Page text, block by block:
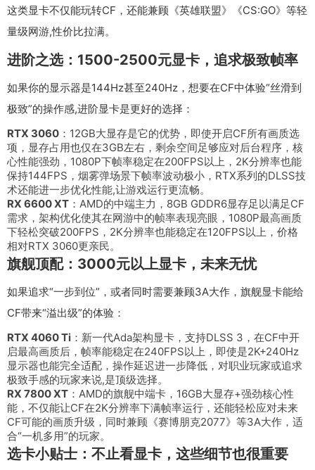
这类显卡不仅能玩转CF，还能兼顾《英雄联盟》《CS:GO》等轻
量级网游,性价比拉满。
进阶之选：1500-2500元显卡，追求极致帧率
如果你的显示器是144Hz甚至240Hz，想要在CF中体验“丝滑到
极致”的操作感,进阶显卡是更好的选择：
RTX 3060 ：12GB大显存是它的优势，即使开启CF所有画质选
项，显存占用也仅在3GB左右，剩余空间足够应对后台程序，核
心性能强劲，1080P下帧率稳定在200FPS以上，2K分辨率也能
保持144FPS，烟雾弹场景下帧率波动极小，RTX系列的DLSS技
术还能进一步优化性能,让游戏运行更流畅。
RX 6600 XT ：AMD的中端主力，8GB GDDR6显存足以满足CF
需求，架构优化使其在网游中的帧率表现亮眼，1080P最高画质
下轻松突破200FPS，2K分辨率也能稳定在120FPS以上，价格
相对RTX 3060更亲民。
旗舰顶配：3000元以上显卡，未来无忧
如果追求“一步到位”，或者同时需要兼顾3A大作，旗舰显卡能给
CF带来“溢出级”的体验：
RTX 4060 Ti ：新一代Ada架构显卡，支持DLSS 3，在CF中开
启最高画质后，帧率能稳定在240FPS以上，即使是2K+240Hz
显示器也能完全适配，操作延迟进一步降低，对职业玩家或追求
极致手感的玩家来说,是顶级选择。
RX 7800 XT ：AMD的旗舰中端卡，16GB大显存+强劲核心性
能，不仅能让CF在2K分辨率下满帧率运行，还能轻松应对未来
CF可能的画质升级，同时兼顾《赛博朋克2077》等3A大作，适
合“一机多用”的玩家。
选卡小贴士：不止看显卡，这些细节也很重要